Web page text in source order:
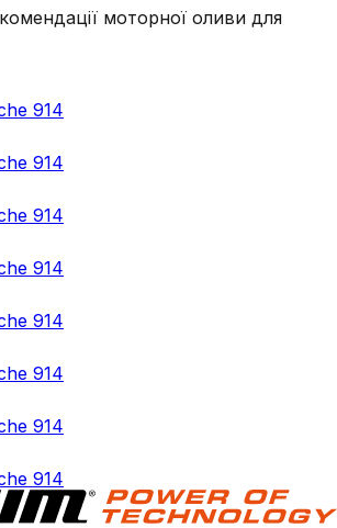
моторної оливи для
914
914
914
914
914
914
914
914